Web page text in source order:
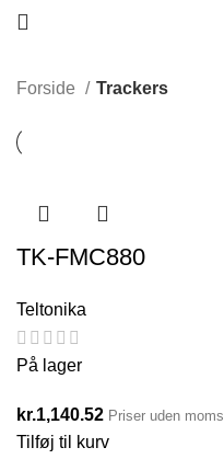
Forside Trackers
TK-FMC880
Teltonika
På lager
kr.1,140.52 Priser uden moms
Tilføj til kurv